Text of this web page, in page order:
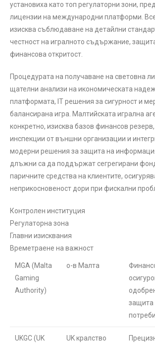
установиха като топ регулаторни зони,
лицензии на международни платформи.
изисква съблюдаване на детайлни
честност на игралното съдържание,
финансова откритост.
Процедурата на получаване на световна
щателни анализи на икономическата
платформата, IT решения за сигурност и
балансирана игра. Малтийската игрална
конкретно, изисква базов финансов
инспекции от външни организации и
модерни решения за защита на
длъжни са да поддържат сегрегирани
паричните средства на клиентите,
неприкосновеност дори при фискални
Контролен институция
Регулаторна зона
Главни изисквания
Времетраене на важност
MGA (Malta
Gaming
Authority)
о-в Малта
защита
UKGC (UK
UK кралство